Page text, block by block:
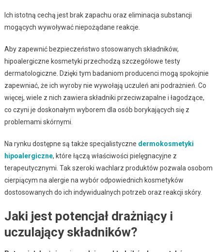
Ich istotną cechą jest brak zapachu oraz eliminacja substancji
mogących wywoływać niepożądane reakcje.
Aby zapewnić bezpieczeństwo stosowanych składników,
hipoalergiczne kosmetyki przechodzą szczegółowe testy
dermatologiczne. Dzięki tym badaniom producenci mogą spokojnie
zapewniać, że ich wyroby nie wywołają uczuleń ani podrażnień. Co
więcej, wiele z nich zawiera składniki przeciwzapalne i łagodzące,
co czyni je doskonałym wyborem dla osób borykających się z
problemami skórnymi.
Na rynku dostępne są także specjalistyczne dermokosmetyki
hipoalergiczne, które łączą właściwości pielęgnacyjne z
terapeutycznymi. Tak szeroki wachlarz produktów pozwala osobom
cierpiącym na alergie na wybór odpowiednich kosmetyków
dostosowanych do ich indywidualnych potrzeb oraz reakcji skóry.
Jaki jest potencjał drażniący i
uczulający składników?